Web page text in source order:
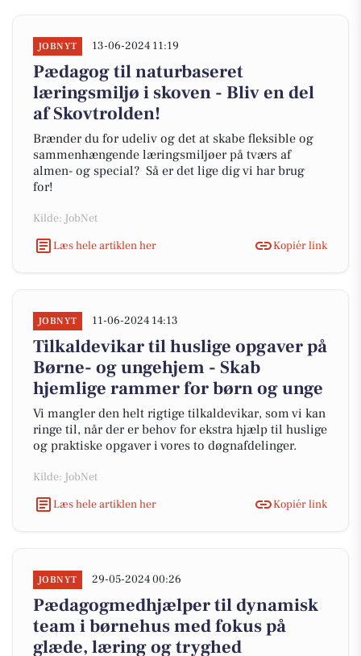
JOBNYT 13-06-2024 11:19
Pædagog til naturbaseret
læringsmiljø i skoven - Bliv en del
af Skovtrolden!
Brænder du for udeliv og det at skabe fleksible og
sammenhængende læringsmiljøer på tværs af
almen- og special? Så er det lige dig vi har brug
for!
Kilde: JobNet
Læs hele artiklen her
Kopiér link
JOBNYT 11-06-2024 14:13
Tilkaldevikar til huslige opgaver på
Børne- og ungehjem - Skab
hjemlige rammer for børn og unge
Vi mangler den helt rigtige tilkaldevikar, som vi kan
ringe til, når der er behov for ekstra hjælp til huslige
og praktiske opgaver i vores to døgnafdelinger.
Kilde: JobNet
Læs hele artiklen her
Kopiér link
JOBNYT 29-05-2024 00:26
Pædagogmedhjælper til dynamisk
team i børnehus med fokus på
glæde, læring og tryghed